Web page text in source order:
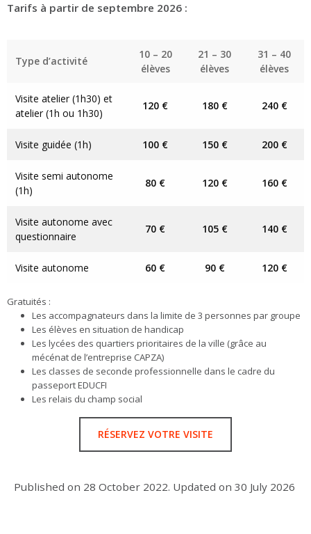
Tarifs à partir de septembre 2026 :
Type d’activité
10 – 20
élèves
21 – 30
élèves
31 – 40
élèves
Visite atelier (1h30) et
atelier (1h ou 1h30)
120 € 180 € 240 €
Visite guidée (1h) 100 € 150 € 200 €
Visite semi autonome
(1h)
80 € 120 € 160 €
Visite autonome avec
questionnaire
70 € 105 € 140 €
Visite autonome 60 € 90 € 120 €
Gratuités :
Les accompagnateurs dans la limite de 3 personnes par groupe
Les élèves en situation de handicap
Les lycées des quartiers prioritaires de la ville (grâce au
mécénat de l’entreprise CAPZA)
Les classes de seconde professionnelle dans le cadre du
passeport EDUCFI
Les relais du champ social
RÉSERVEZ VOTRE VISITE
Published on 28 October 2022. Updated on 30 July 2026